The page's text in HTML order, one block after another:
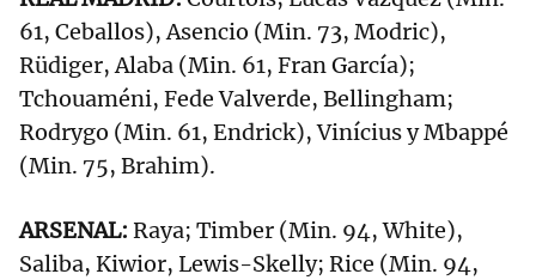
61, Ceballos), Asencio (Min. 73, Modric),
Rüdiger, Alaba (Min. 61, Fran García);
Tchouaméni, Fede Valverde, Bellingham;
Rodrygo (Min. 61, Endrick), Vinícius y Mbappé
(Min. 75, Brahim).
ARSENAL: Raya; Timber (Min. 94, White),
Saliba, Kiwior, Lewis-Skelly; Rice (Min. 94,